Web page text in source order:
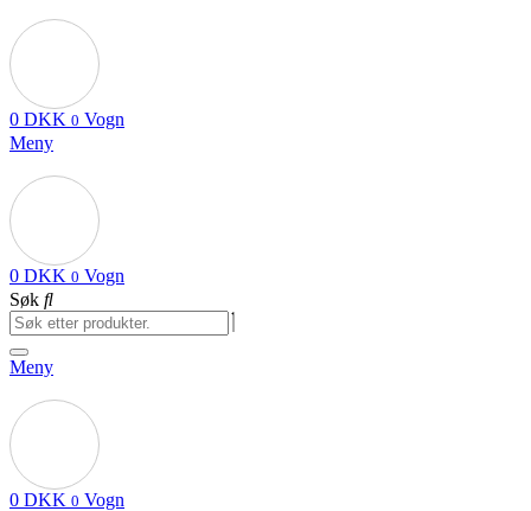
0 DKK 0 Vogn
Meny
0 DKK 0 Vogn
Søk
Meny
0 DKK 0 Vogn